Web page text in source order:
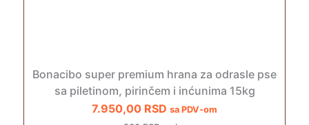
Bonacibo super premium hrana za odrasle pse
sa piletinom, pirinčem i inćunima 15kg
7.950,00 RSD sa PDV-om